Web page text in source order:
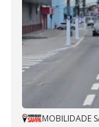
MOBILIDADE